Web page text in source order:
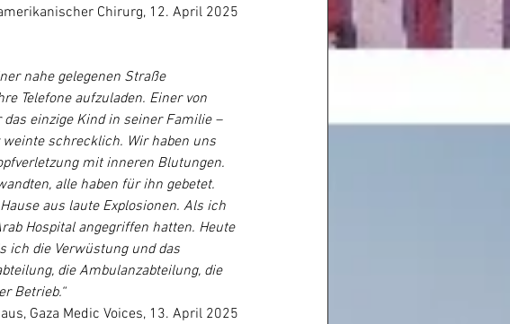
Chirurg, 12. April 2025
nahe gelegenen Straße
Telefone aufzuladen. Einer von
einzige Kind in seiner Familie –
schrecklich. Wir haben uns
mit inneren Blutungen.
alle haben für ihn gebetet.
aus laute Explosionen. Als ich
Hospital angegriffen hatten. Heute
ich die Verwüstung und das
die Ambulanzabteilung, die
Betrieb.“
Gaza Medic Voices, 13. April 2025